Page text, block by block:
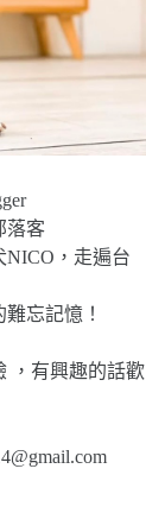
落客
NICO，走遍台
忘記憶！
，有興趣的話歡